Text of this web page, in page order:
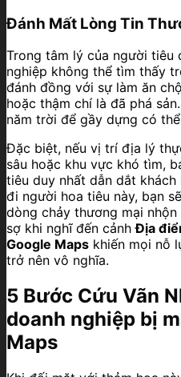
Đánh Mất Lòng Tin
Trong tâm lý của người tiêu
nghiệp không thể tìm thấy
đánh đồng với sự làm ăn
hoặc thậm chí là đã phá
năm trời để gầy dựng có
Đặc biệt, nếu vị trí địa lý
sâu hoặc khu vực khó tìm,
tiêu duy nhất dẫn dắt khách
đi người hoa tiêu này, bạn
dòng chảy thương mại
sợ khi nghĩ đến cảnhĐịa
Google Maps khiến mọi nỗ
trở nên vô nghĩa.
5 Bước Cứu Vãn
doanh nghiệp bị
Maps